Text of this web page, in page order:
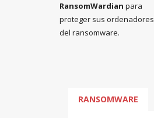
RansomWardian para
proteger sus ordenadores
del ransomware.
RANSOMWARE